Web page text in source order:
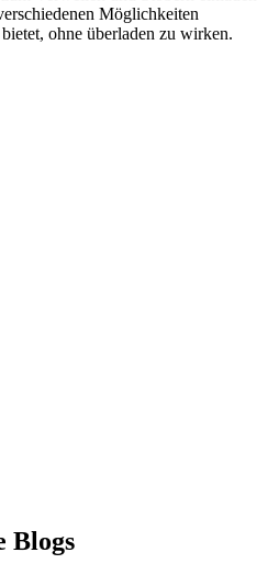
Möglichkeiten
ohne überladen zu wirken.
Blogs